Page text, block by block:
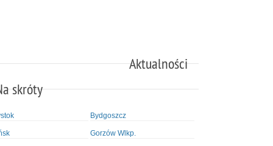
Aktualności
skróty
Bydgoszcz
Gorzów Wlkp.